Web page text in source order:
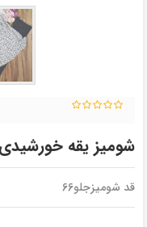
شومیز یقه
قد شومیزجلو66